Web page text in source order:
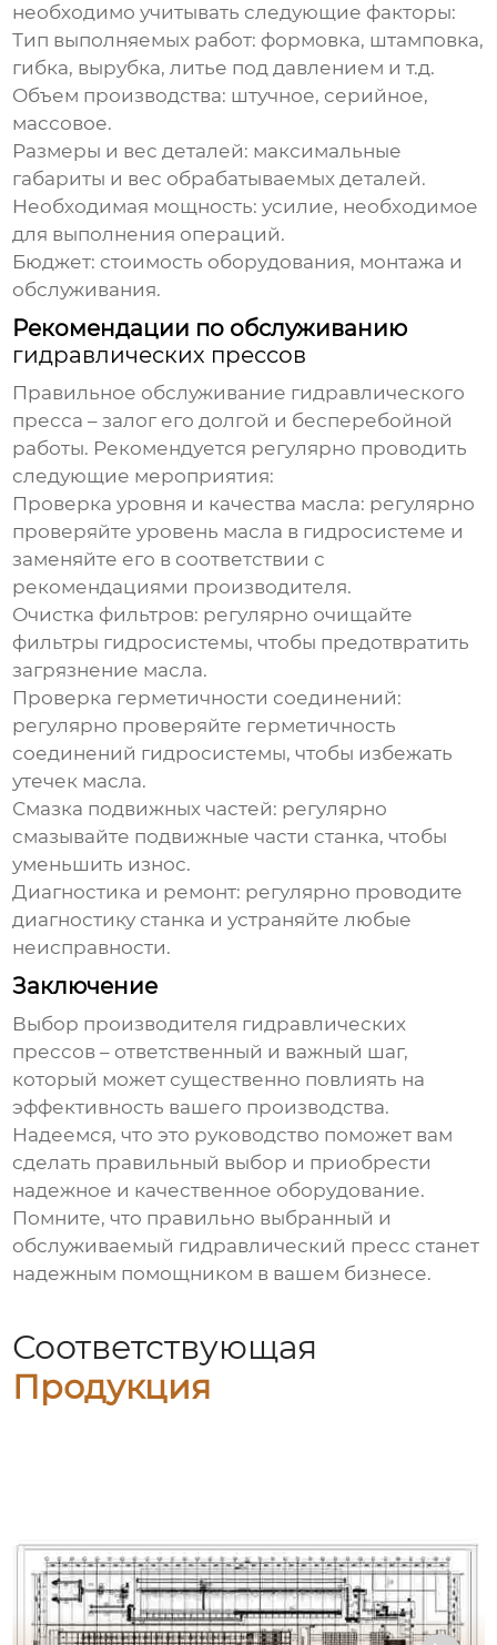
необходимо учитывать следующие факторы:
Тип выполняемых работ: формовка, штамповка,
гибка, вырубка, литье под давлением и т.д.
Объем производства: штучное, серийное,
массовое.
Размеры и вес деталей: максимальные
габариты и вес обрабатываемых деталей.
Необходимая мощность: усилие, необходимое
для выполнения операций.
Бюджет: стоимость оборудования, монтажа и
обслуживания.
Рекомендации по обслуживанию
гидравлических прессов
Правильное обслуживание гидравлического
пресса – залог его долгой и бесперебойной
работы. Рекомендуется регулярно проводить
следующие мероприятия:
Проверка уровня и качества масла: регулярно
проверяйте уровень масла в гидросистеме и
заменяйте его в соответствии с
рекомендациями производителя.
Очистка фильтров: регулярно очищайте
фильтры гидросистемы, чтобы предотвратить
загрязнение масла.
Проверка герметичности соединений:
регулярно проверяйте герметичность
соединений гидросистемы, чтобы избежать
утечек масла.
Смазка подвижных частей: регулярно
смазывайте подвижные части станка, чтобы
уменьшить износ.
Диагностика и ремонт: регулярно проводите
диагностику станка и устраняйте любые
неисправности.
Заключение
Выбор производителя гидравлических
прессов – ответственный и важный шаг,
который может существенно повлиять на
эффективность вашего производства.
Надеемся, что это руководство поможет вам
сделать правильный выбор и приобрести
надежное и качественное оборудование.
Помните, что правильно выбранный и
обслуживаемый гидравлический пресс станет
надежным помощником в вашем бизнесе.
Соответствующая
Продукция